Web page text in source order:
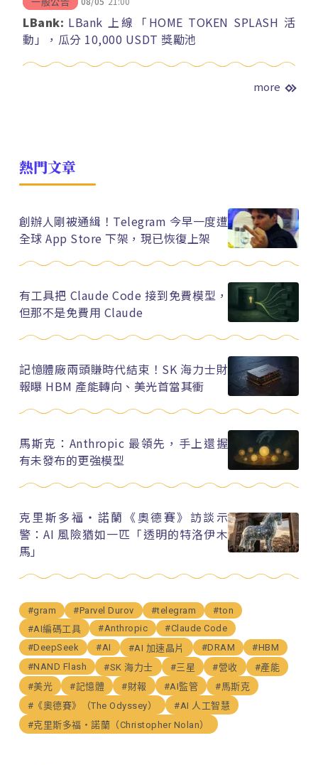
LBank: LBank 上線「HOME TOKEN SPLASH 活
動」，瓜分 10,000 USDT 獎勵池
more
熱門文章
創辦人剛被通緝！Telegram 今早一度遭
全球 App Store 下架，現已恢復上架
有工具把 Claude Code 接到免費模型，
但那不是免費用 Claude
記憶體廠兩頭賺時代結束！SK 海力士財
報曝 HBM 產能轉向、美光首當其衝
馬斯克：Anthropic 最領先，手上還握
有未發布的更強模型
克里斯多福・諾蘭《奧德賽》訪談示
警：AI 風險猶如一匹「透明的特洛伊木
馬」
#gram #Parvel Durov #telegram
#ton
#AI編碼工具
#Anthropic
#Claude Code
#DeepSeek
#AI #AI 加速晶片 #DRAM
#HBM
#NAND Flash
#SK 海力士 #三星 #營收
#產能
#美光
#記憶體 #財報 #AI監管
#馬斯克
#《奧德賽》（The Odyssey）
#AI 人工智慧
#克里斯多福・諾蘭（Christopher Nolan）